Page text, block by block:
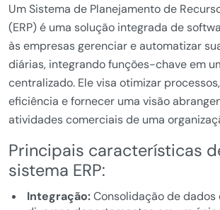
Um Sistema de Planejamento de
(ERP) é uma solução integrada de
às empresas gerenciar e automatizar
diárias, integrando funções-chave em
centralizado. Ele visa otimizar
eficiência e fornecer uma visão
atividades comerciais de uma
Principais características
sistema ERP:
Integração:Consolidação de dados